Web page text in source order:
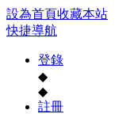
設為首頁收藏本站
快捷導航
登錄
◆
◆
註冊